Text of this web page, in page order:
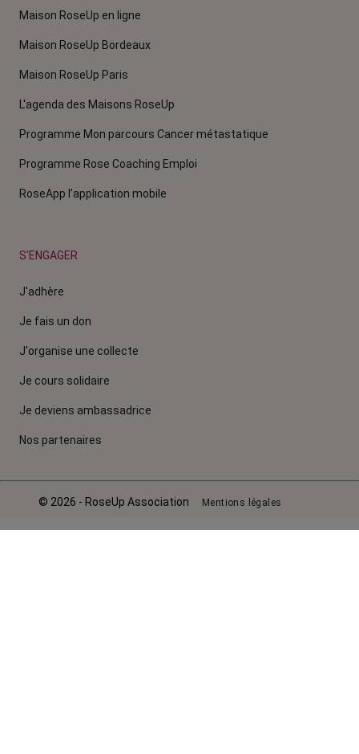
Maison RoseUp en ligne
Maison RoseUp Bordeaux
Maison RoseUp Paris
L'agenda des Maisons RoseUp
Programme Mon parcours Cancer métastatique
Programme Rose Coaching Emploi
RoseApp l’application mobile
S'ENGAGER
J'adhère
Je fais un don
J'organise une collecte
Je cours solidaire
Je deviens ambassadrice
Nos partenaires
© 2026 - RoseUp Association Mentions légales